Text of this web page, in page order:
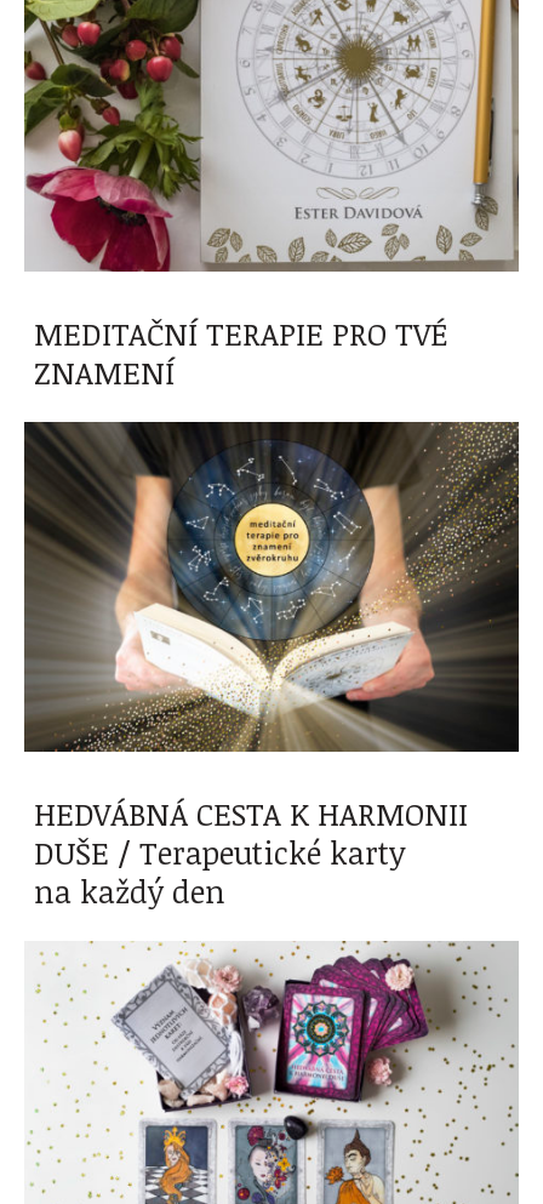
MEDITAČNÍ TERAPIE PRO TVÉ
ZNAMENÍ
HEDVÁBNÁ CESTA K HARMONII
DUŠE / Terapeutické karty
na každý den